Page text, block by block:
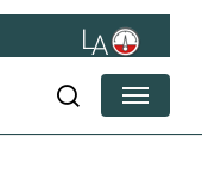
søg
Menu